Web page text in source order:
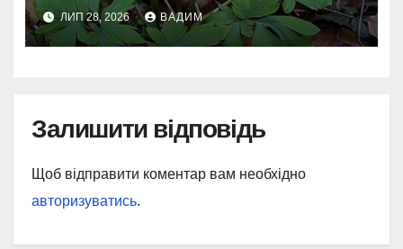
ЛИП 28, 2026 ВАДИМ
Залишити відповідь
Щоб відправити коментар вам необхідно
авторизуватись.